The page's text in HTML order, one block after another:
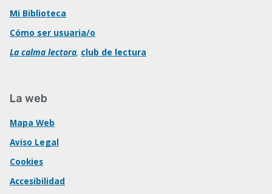
Mi Biblioteca
Cómo ser usuaria/o
La calma lectora, club de lectura
La web
Mapa Web
Aviso Legal
Cookies
Accesibilidad